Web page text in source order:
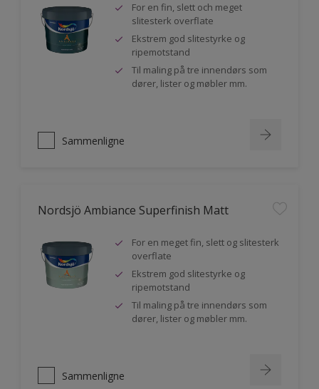
For en fin, slett och meget
slitesterk overflate
Ekstrem god slitestyrke og
ripemotstand
Til maling på tre innendørs som
dører, lister og møbler mm.
Sammenligne
Nordsjö Ambiance Superfinish Matt
For en meget fin, slett og slitesterk
overflate
Ekstrem god slitestyrke og
ripemotstand
Til maling på tre innendørs som
dører, lister og møbler mm.
Sammenligne